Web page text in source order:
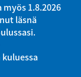
1.8.2026
läsnä